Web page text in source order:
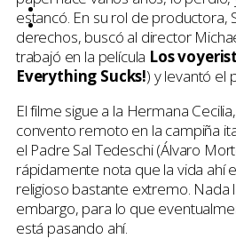
Contáctanos
Buscar
estancó. En su rol de productora,
derechos, buscó al director
trabajó en la película Los
Everything Sucks!) y levantó el
El filme sigue a la Hermana
convento remoto en la campiña
el Padre Sal Tedeschi (Álvaro
rápidamente nota que la vida ahí
religioso bastante extremo. Nada
embargo, para lo que
está pasando ahí.